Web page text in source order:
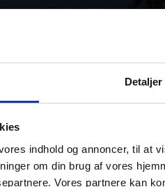
Detaljer
indhold og annoncer, til at
om din brug af vores
Vores partnere kan